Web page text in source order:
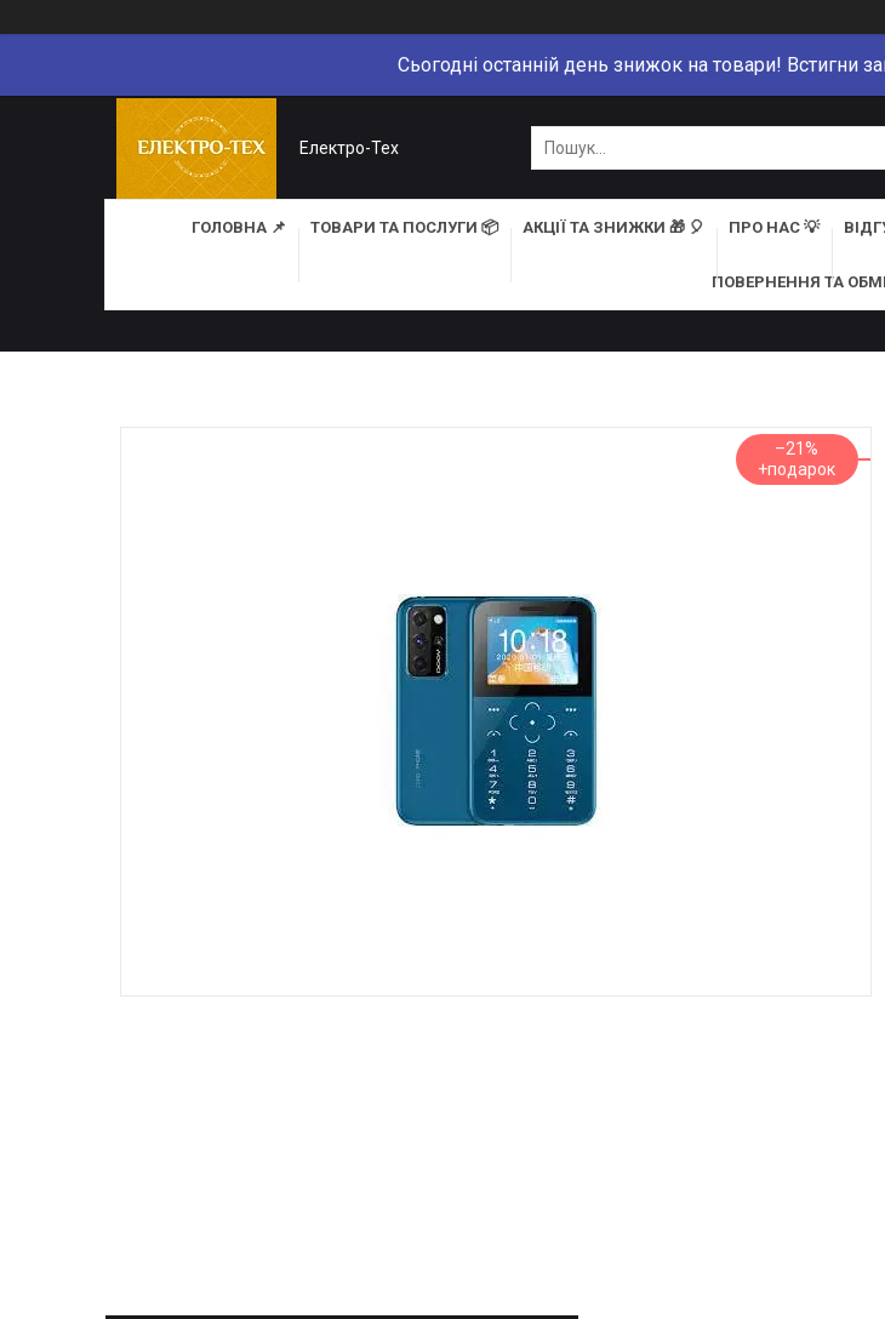
Сьогодні останній день знижок на товари! Встигни
Електро-Тех
ГОЛОВНА 📌 ТОВАРИ ТА ПОСЛУГИ 📦 АКЦІЇ ТА ЗНИЖКИ 🎁 🎈 ПРО НАС 💡
ПОВЕРНЕННЯ ТА
–21%